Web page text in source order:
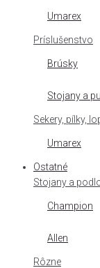
Umarex
Príslušenstvo
Brúsky
Stojany a
Sekery, pílky,
Umarex
Ostatné
Stojany a
Champion
Allen
Rôzne